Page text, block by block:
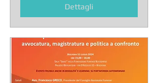
Dettagli